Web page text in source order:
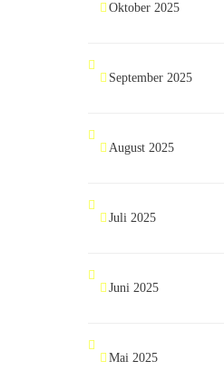
Oktober 2025
September 2025
August 2025
Juli 2025
Juni 2025
Mai 2025